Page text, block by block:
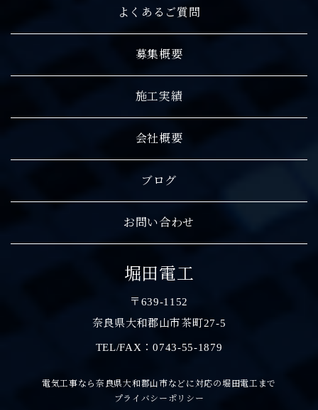
よくあるご質問
募集概要
施工実績
会社概要
ブログ
お問い合わせ
堀田電工
〒639-1152
奈良県大和郡山市茶町27-5
TEL/FAX：0743-55-1879
電気工事なら奈良県大和郡山市などに対応の堀田電工まで
プライバシーポリシー